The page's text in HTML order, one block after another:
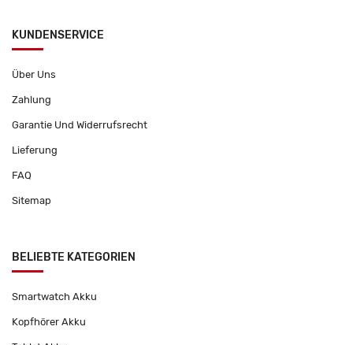
KUNDENSERVICE
Über Uns
Zahlung
Garantie Und Widerrufsrecht
Lieferung
FAQ
Sitemap
BELIEBTE KATEGORIEN
Smartwatch Akku
Kopfhörer Akku